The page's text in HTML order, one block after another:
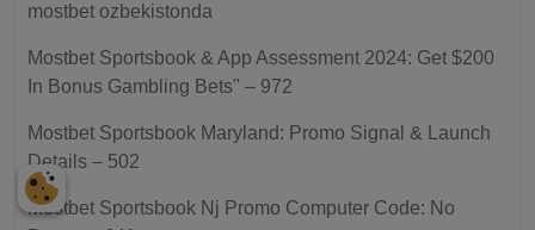
mostbet ozbekistonda
Mostbet Sportsbook & App Assessment 2024: Get $200
In Bonus Gambling Bets" – 972
Mostbet Sportsbook Maryland: Promo Signal & Launch
Details – 502
Mostbet Sportsbook Nj Promo Computer Code: No